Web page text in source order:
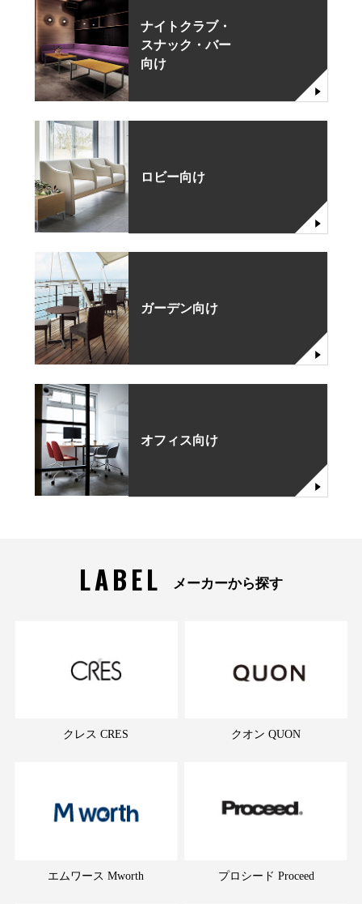
ナイトクラブ・
スナック・バー
向け
ロビー向け
ガーデン向け
オフィス向け
LABEL メーカーから探す
クレス CRES クオン QUON
エムワース Mworth プロシード Proceed